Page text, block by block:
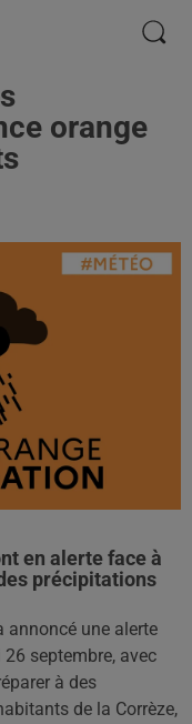
orange
en alerte face à
précipitations
annoncé une alerte
septembre, avec
à des
de la Corrèze,